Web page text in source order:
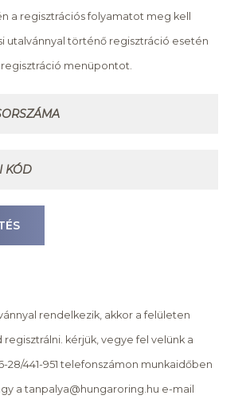
a regisztrációs folyamatot meg kell
utalvánnyal történő regisztráció esetén
regisztráció menüpontot.
rendelkezik, akkor a felületen
kérjük, vegye fel velünk a
28/441-951 telefonszámon munkaidőben
a tanpalya@hungaroring.hu e-mail